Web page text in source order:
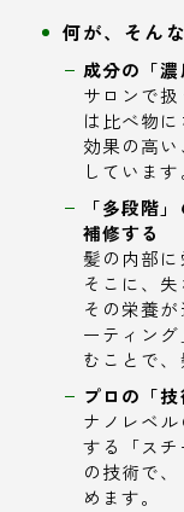
何が、そん
成分の「
サロンで
は比べ物
効果の高
しています
「多段階
補修する
髪の内部に
そこに、
その栄養
ーティン
むことで、
プロの「
ナノレベ
する「ス
の技術で
めます。